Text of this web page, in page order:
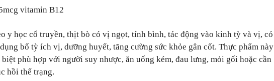
vitamin B12
y học cổ truyền, thịt bò có vị ngọt, tính bình, tác động vào kinh tỳ và vị, có
bổ tỳ ích vị, dưỡng huyết, tăng cường sức khỏe gân cốt. Thực phẩm này
biệt phù hợp với người suy nhược, ăn uống kém, đau lưng, mỏi gối hoặc cần
hồi thể trạng.